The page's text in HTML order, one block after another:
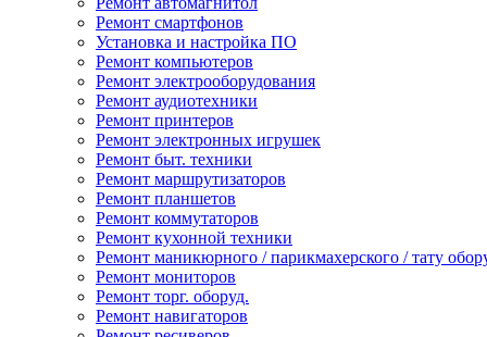
Ремонт смартфонов
Установка и настройка ПО
Ремонт компьютеров
Ремонт электрооборудования
Ремонт аудиотехники
Ремонт принтеров
Ремонт электронных игрушек
Ремонт быт. техники
Ремонт маршрутизаторов
Ремонт планшетов
Ремонт коммутаторов
Ремонт кухонной техники
Ремонт маникюрного / парикмахерского / тату
Ремонт мониторов
Ремонт торг. оборуд.
Ремонт навигаторов